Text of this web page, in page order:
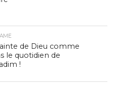
de Dieu comme
le quotidien de
!